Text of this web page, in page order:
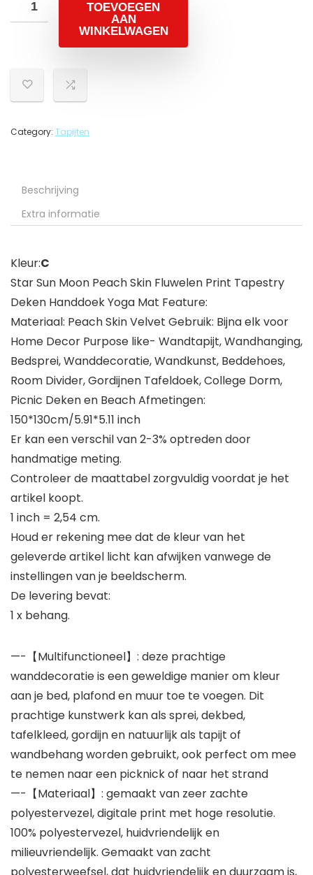
TOEVOEGEN
AAN
WINKELWAGEN
Category: Tapijten
Beschrijving
Extra informatie
Kleur:C
Star Sun Moon Peach Skin Fluwelen Print Tapestry
Deken Handdoek Yoga Mat Feature:
Materiaal: Peach Skin Velvet Gebruik: Bijna elk voor
Home Decor Purpose like- Wandtapijt, Wandhanging,
Bedsprei, Wanddecoratie, Wandkunst, Beddehoes,
Room Divider, Gordijnen Tafeldoek, College Dorm,
Picnic Deken en Beach Afmetingen:
150*130cm/5.91*5.11 inch
Er kan een verschil van 2-3% optreden door
handmatige meting.
Controleer de maattabel zorgvuldig voordat je het
artikel koopt.
1 inch = 2,54 cm.
Houd er rekening mee dat de kleur van het
geleverde artikel licht kan afwijken vanwege de
instellingen van je beeldscherm.
De levering bevat:
1 x behang.
—-【Multifunctioneel】: deze prachtige
wanddecoratie is een geweldige manier om kleur
aan je bed, plafond en muur toe te voegen. Dit
prachtige kunstwerk kan als sprei, dekbed,
tafelkleed, gordijn en natuurlijk als tapijt of
wandbehang worden gebruikt, ook perfect om mee
te nemen naar een picknick of naar het strand
—-【Materiaal】: gemaakt van zeer zachte
polyestervezel, digitale print met hoge resolutie.
100% polyestervezel, huidvriendelijk en
milieuvriendelijk. Gemaakt van zacht